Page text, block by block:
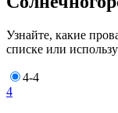
Узнайте, какие
списке или
4-4
4